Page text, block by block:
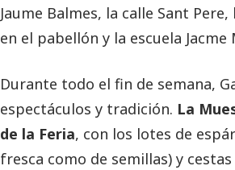
Jaume Balmes, la calle Sant
en el pabellón y la escuela Jacme
Durante todo el fin de semana,
espectáculos y tradición. La
de la Feria, con los lotes de
fresca como de semillas) y